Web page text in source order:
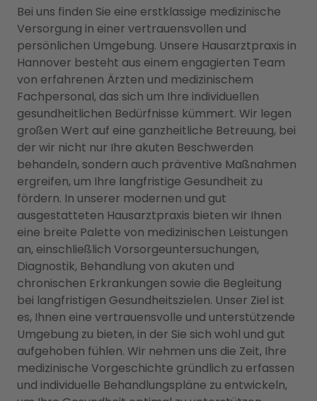
Bei uns finden Sie eine erstklassige medizinische
Versorgung in einer vertrauensvollen und
persönlichen Umgebung. Unsere Hausarztpraxis in
Hannover besteht aus einem engagierten Team
von erfahrenen Ärzten und medizinischem
Fachpersonal, das sich um Ihre individuellen
gesundheitlichen Bedürfnisse kümmert. Wir legen
großen Wert auf eine ganzheitliche Betreuung, bei
der wir nicht nur Ihre akuten Beschwerden
behandeln, sondern auch präventive Maßnahmen
ergreifen, um Ihre langfristige Gesundheit zu
fördern. In unserer modernen und gut
ausgestatteten Hausarztpraxis bieten wir Ihnen
eine breite Palette von medizinischen Leistungen
an, einschließlich Vorsorgeuntersuchungen,
Diagnostik, Behandlung von akuten und
chronischen Erkrankungen sowie die Begleitung
bei langfristigen Gesundheitszielen. Unser Ziel ist
es, Ihnen eine vertrauensvolle und unterstützende
Umgebung zu bieten, in der Sie sich wohl und gut
aufgehoben fühlen. Wir nehmen uns die Zeit, Ihre
medizinische Vorgeschichte gründlich zu erfassen
und individuelle Behandlungspläne zu entwickeln,